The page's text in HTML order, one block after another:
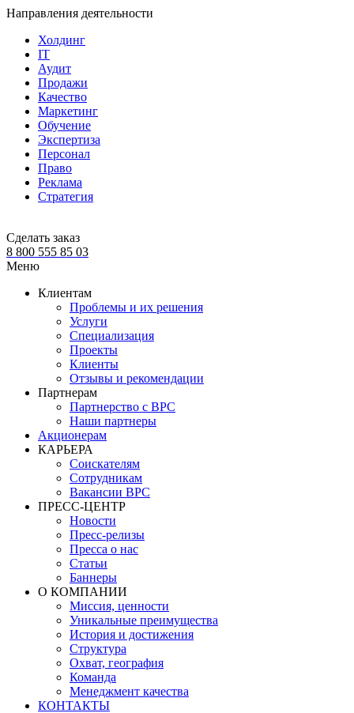
Направления деятельности
Холдинг
IT
Аудит
Продажи
Качество
Маркетинг
Обучение
Экспертиза
Персонал
Право
Реклама
Стратегия
Сделать заказ
8 800 555 85 03
Меню
Клиентам
Проблемы и их решения
Услуги
Специализация
Проекты
Клиенты
Отзывы и рекомендации
Партнерам
Партнерство с BPC
Наши партнеры
Акционерам
КАРЬЕРА
Соискателям
Сотрудникам
Вакансии BPC
ПРЕСС-ЦЕНТР
Новости
Пресс-релизы
Пресса о нас
Статьи
Баннеры
О КОМПАНИИ
Миссия, ценности
Уникальные преимущества
История и достижения
Структура
Охват, география
Команда
Менеджмент качества
КОНТАКТЫ